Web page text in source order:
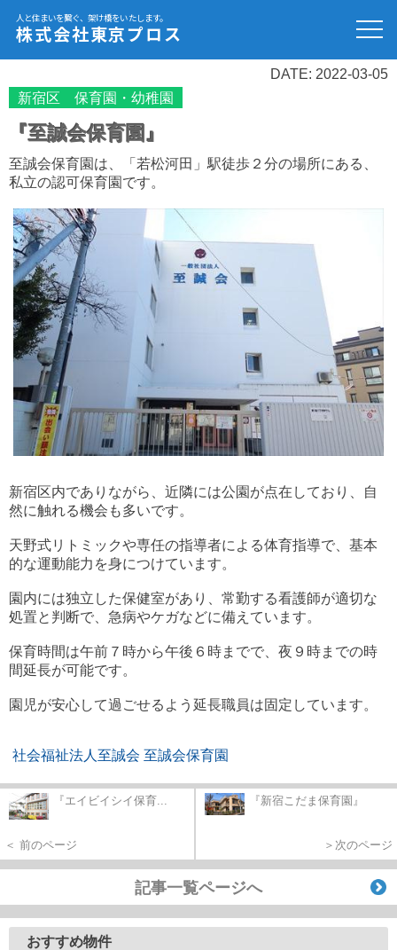
人と住まいを繋ぐ、架け橋をいたします。
株式会社東京プロス
DATE: 2022-03-05
新宿区 保育園・幼稚園
『至誠会保育園』
至誠会保育園は、「若松河田」駅徒歩２分の場所にある、
私立の認可保育園です。
新宿区内でありながら、近隣には公園が点在しており、自
然に触れる機会も多いです。
天野式リトミックや専任の指導者による体育指導で、基本
的な運動能力を身につけています。
園内には独立した保健室があり、常勤する看護師が適切な
処置と判断で、急病やケガなどに備えています。
保育時間は午前７時から午後６時までで、夜９時までの時
間延長が可能です。
園児が安心して過ごせるよう延長職員は固定しています。
社会福祉法人至誠会 至誠会保育園
『エイビイシイ保育...
＜ 前のページ
『新宿こだま保育園』
＞次のページ
記事一覧ページへ
おすすめ物件